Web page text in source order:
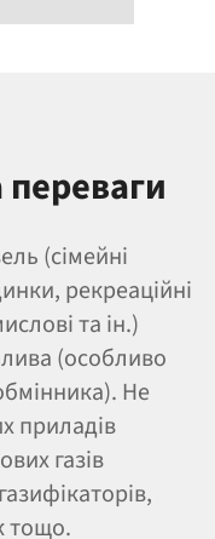
(сімейні
рекреаційні
та ін.)
(особливо
Не
приладів
газів
тощо.